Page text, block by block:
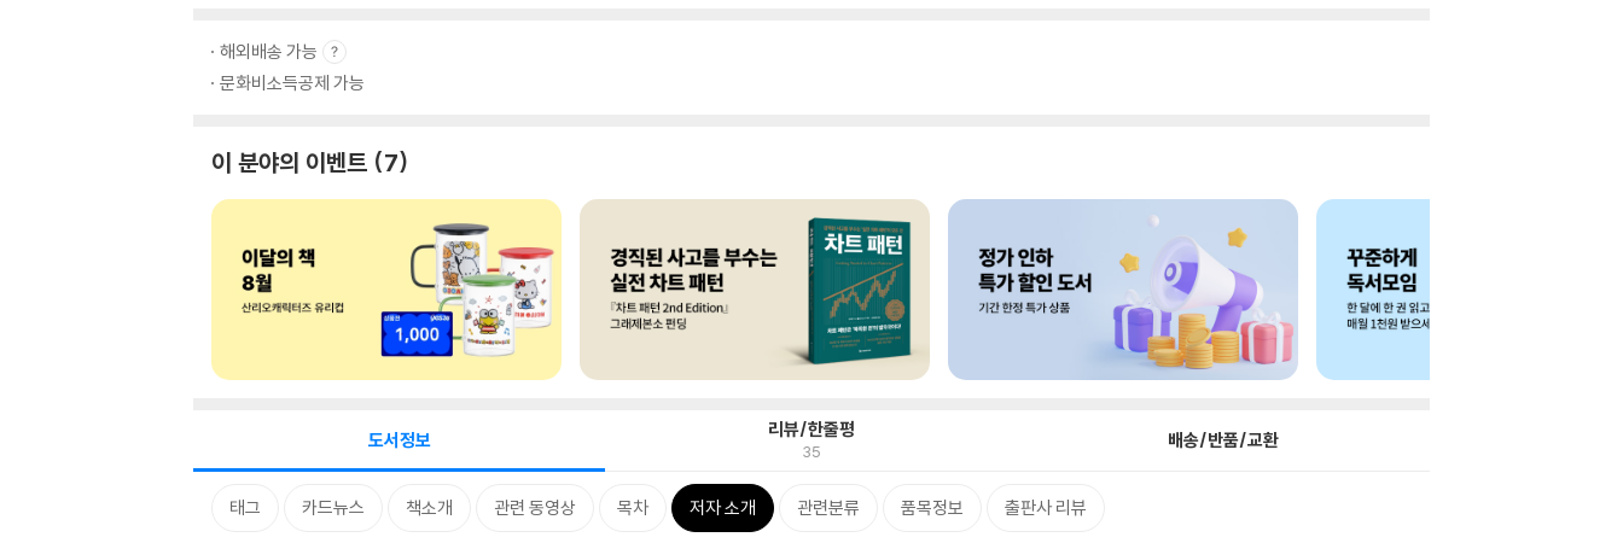
해외배송 가능
문화비소득공제 가능
이 분야의 이벤트 7
도서정보 리뷰/한줄평
35 배송/반품/교환
태그 카드뉴스 책소개 관련 동영상 목차 저자 소개 관련분류 품목정보 출판사 리뷰